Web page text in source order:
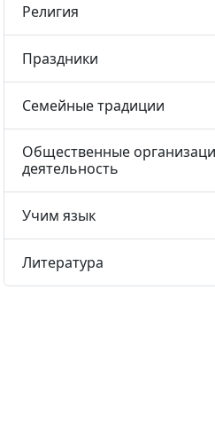
Религия
Праздники
Семейные традиции
Общественные
деятельность
Учим язык
Литература